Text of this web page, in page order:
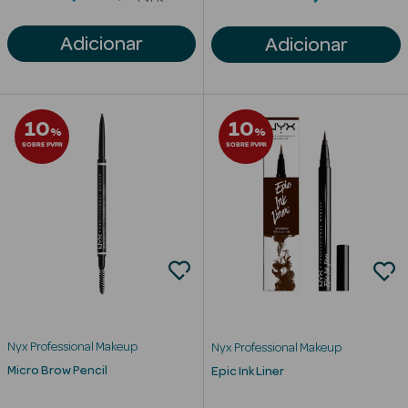
Solares
Adicionar Adicionar
10%
SOBRE PVPR
Nyx Professional Makeup
Micro Brow Pencil
10%
SOBRE PVPR
Nyx Professional Makeup
Epic Ink Liner